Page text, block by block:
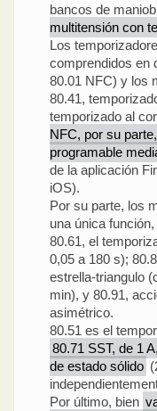
bancos de
multitensión con
Los
comprendidos en
80.01 NFC) y los
80.41,
temporizado al
NFC, por su
programable
de la aplicación
iOS).
Por su parte, los
una única
80.61, el
0,05 a 180 s);
estrella-triangulo
min), y 80.91,
asimétrico.
80.51 es el
80.71 SST, de 1
de estado sólido
Por último, bien